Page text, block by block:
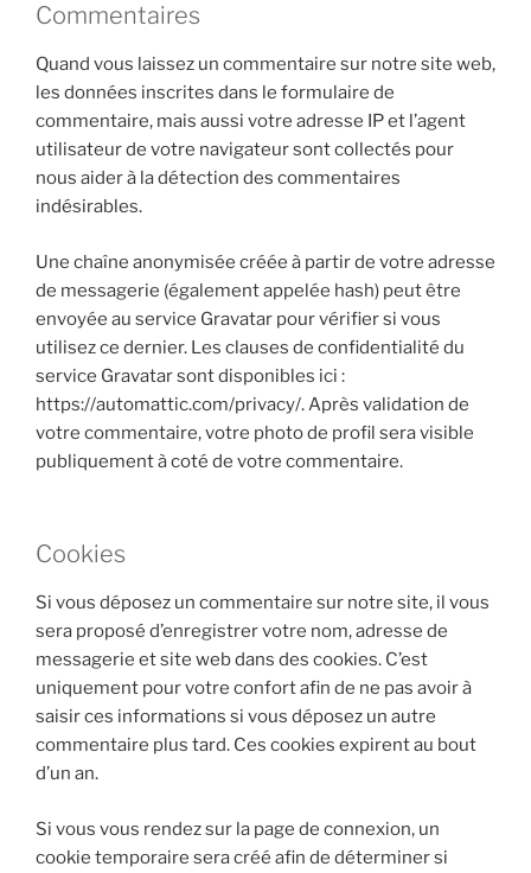
Commentaires
Quand vous laissez un commentaire sur notre site web,
les données inscrites dans le formulaire de
commentaire, mais aussi votre adresse IP et l’agent
utilisateur de votre navigateur sont collectés pour
nous aider à la détection des commentaires
indésirables.
Une chaîne anonymisée créée à partir de votre adresse
de messagerie (également appelée hash) peut être
envoyée au service Gravatar pour vérifier si vous
utilisez ce dernier. Les clauses de confidentialité du
service Gravatar sont disponibles ici :
https://automattic.com/privacy/. Après validation de
votre commentaire, votre photo de profil sera visible
publiquement à coté de votre commentaire.
Cookies
Si vous déposez un commentaire sur notre site, il vous
sera proposé d’enregistrer votre nom, adresse de
messagerie et site web dans des cookies. C’est
uniquement pour votre confort afin de ne pas avoir à
saisir ces informations si vous déposez un autre
commentaire plus tard. Ces cookies expirent au bout
d’un an.
Si vous vous rendez sur la page de connexion, un
cookie temporaire sera créé afin de déterminer si